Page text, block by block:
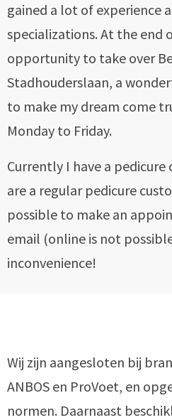
gained a lot of experience
specializations. At the end
opportunity to take over
Stadhouderslaan, a
to make my dream come
Monday to Friday.
Currently I have a
are a regular pedicure
possible to make an
email (online is not
inconvenience!
Wij zijn aangesloten bij
ANBOS en ProVoet, en
normen. Daarnaast